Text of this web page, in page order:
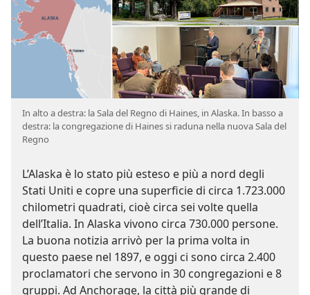
In alto a destra: la Sala del Regno di Haines, in Alaska. In basso a
destra: la congregazione di Haines si raduna nella nuova Sala del
Regno
L’Alaska è lo stato più esteso e più a nord degli
Stati Uniti e copre una superficie di circa 1.723.000
chilometri quadrati, cioè circa sei volte quella
dell’Italia. In Alaska vivono circa 730.000 persone.
La buona notizia arrivò per la prima volta in
questo paese nel 1897, e oggi ci sono circa 2.400
proclamatori che servono in 30 congregazioni e 8
gruppi. Ad Anchorage, la città più grande di